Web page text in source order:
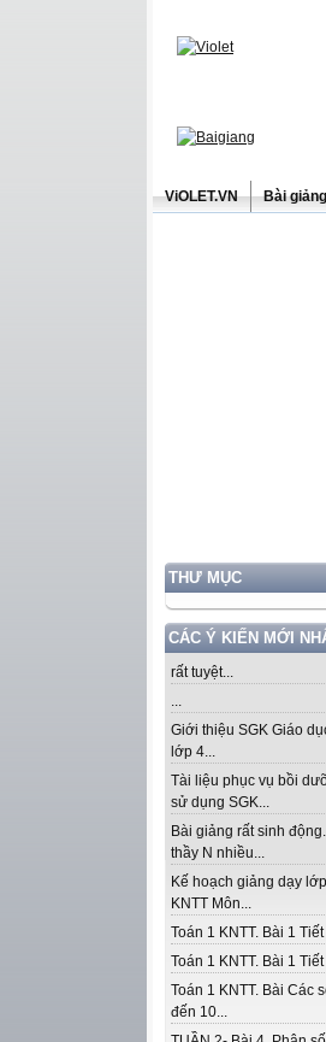
ViOLET.VN Bài giảng
THƯ MỤC
CÁC Ý KIẾN MỚI
rất tuyệt...
...
Giới thiệu SGK Giáo
lớp 4...
Tài liệu phục vụ bồi
sử dụng SGK...
Bài giảng rất sinh
thầy N nhiều...
Kế hoạch giảng dạy
KNTT Môn...
Toán 1 KNTT. Bài 1 Tiết
Toán 1 KNTT. Bài 1 Tiết
Toán 1 KNTT. Bài Các
đến 10...